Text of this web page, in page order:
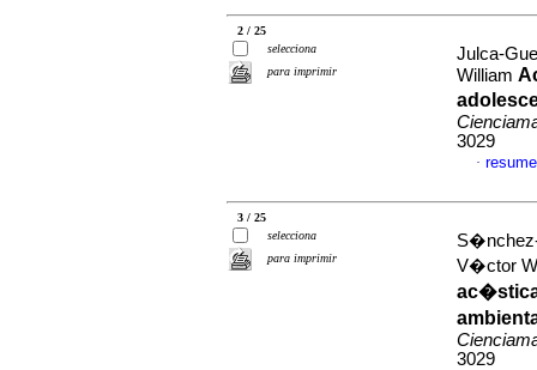
2 / 25
selecciona
para imprimir
Julca-
William
3029
·
3 / 25
selecciona
para imprimir
V�ctor
3029